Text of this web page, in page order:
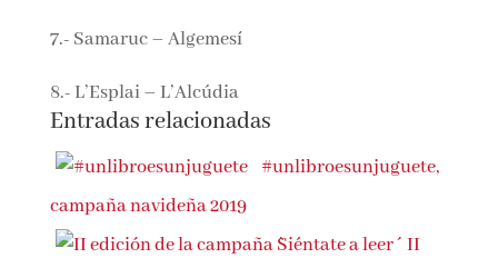
7.- Samaruc – Algemesí
8.- L’Esplai – L’Alcúdia
Entradas relacionadas
#unlibroesunjuguete,
campaña navideña 2019
II